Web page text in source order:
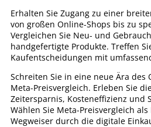
Erhalten Sie Zugang zu einer
von großen Online-Shops bis zu
Vergleichen Sie Neu- und
handgefertigte Produkte. Treffen
Kaufentscheidungen mit
Schreiten Sie in eine neue Ära des
Meta-Preisvergleich. Erleben Sie
Zeitersparnis, Kosteneffizienz und
Wählen Sie Meta-Preisvergleich
Wegweiser durch die digitale